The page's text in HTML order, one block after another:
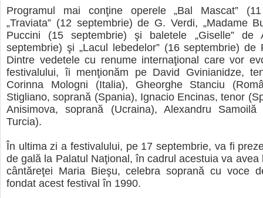
Programul mai conţine operele „Bal Mascat”
„Traviata” (12 septembrie) de G. Verdi, „Madame
Puccini (15 septembrie) şi baletele „Giselle” de
septembrie) şi „Lacul lebedelor” (16 septembrie) de
Dintre vedetele cu renume internaţional care vor
festivalului, îi menţionăm pe David Gvinianidze,
Corinna Mologni (Italia), Gheorghe Stanciu
Stigliano, soprană (Spania), Ignacio Encinas, tenor
Anisimova, soprană (Ucraina), Alexandru
Turcia).
În ultima zi a festivalului, pe 17 septembrie, va fi
de gală la Palatul Naţional, în cadrul acestuia va avea
cântăreţei Maria Bieşu, celebra soprană cu voce
fondat acest festival în 1990.